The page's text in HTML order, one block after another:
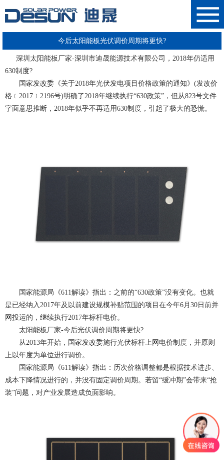
今后太阳能板光伏调价周期将更快?
深圳太阳能板厂家-深圳市迪晟能源技术有限公司
，2018年仍适用
630制度?
国家发改委 《关于2018年光伏发电项目价格政策的通知》 (发改价
格﹝2017﹞2196号)明确了2018年继续执行“630政策”，但从823号文件
字面意思推断，2018年似乎不再适用630制度，引起了极大的恐慌。
国家能源局《611解读》指出：之前的“630政策”没有变化。也就
是已经纳入2017年及以前建设规模补贴范围的项目在今年6月30日前并
网投运的，继续执行2017年标杆电价。
太阳能板厂家-今后光伏调价周期将更快?
从2013年开始，国家发改委施行光伏标杆上网电价制度，并原则
上以年度为单位进行调价。
国家能源局《611解读》指出：历次价格调整都是根据技术进步、
成本下降情况进行的，并没有固定调价周期。若留“缓冲期”会带来“抢
装”问题，对产业发展造成负面影响。